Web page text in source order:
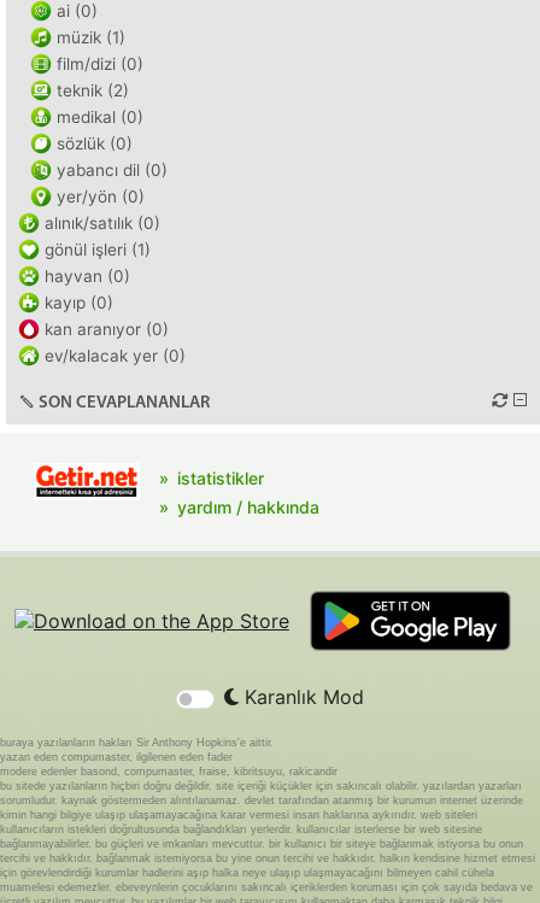
ai (0)
müzik (1)
film/dizi (0)
teknik (2)
medikal (0)
sözlük (0)
yabancı dil (0)
yer/yön (0)
alınık/satılık (0)
gönül işleri (1)
hayvan (0)
kayıp (0)
kan aranıyor (0)
ev/kalacak yer (0)
SON CEVAPLANANLAR
istatistikler
yardım / hakkında
Karanlık Mod
buraya yazılanların hakları Sir Anthony Hopkins'e aittir.
yazan eden compumaster, ilgilenen eden fader
modere edenler basond, compumaster, fraise, kibritsuyu, rakicandir
bu sitede yazılanların hiçbiri doğru değildir. site içeriği küçükler için sakıncalı olabilir. yazılardan yazarları
sorumludur. kaynak göstermeden alıntılanamaz. devlet tarafından atanmış bir kurumun internet üzerinde
kimin hangi bilgiye ulaşıp ulaşamayacağına karar vermesi insan haklarına aykırıdır. web siteleri
kullanıcıların istekleri doğrultusunda bağlandıkları yerlerdir. kullanıcılar isterlerse bir web sitesine
bağlanmayabilirler. bu güçleri ve imkanları mevcuttur. bir kullanıcı bir siteye bağlanmak istiyorsa bu onun
tercihi ve hakkıdır. bağlanmak istemiyorsa bu yine onun tercihi ve hakkıdır. halkın kendisine hizmet etmesi
için görevlendirdiği kurumlar hadlerini aşıp halka neye ulaşıp ulaşmayacağını bilmeyen cahil cühela
muamelesi edemezler. ebeveynlerin çocuklarını sakıncalı içeriklerden koruması için çok sayıda bedava ve